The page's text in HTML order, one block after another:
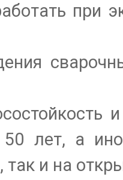
при
50 лет, а
и на